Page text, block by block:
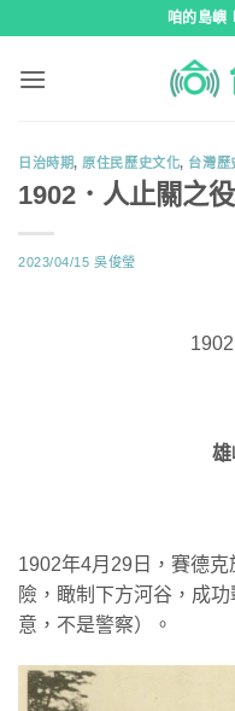
咱的島嶼
日治時期, 原住民歷史文化, 台灣歷
1902．人止關之役
2023/04/15 吳俊瑩
雄
1902年4月29日，賽德
險，瞰制下方河谷，成
意，不是警察）。